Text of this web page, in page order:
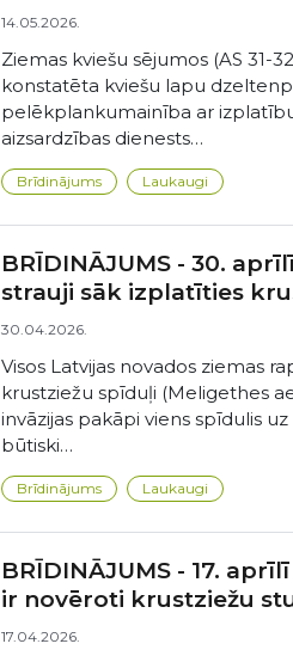
14.05.2026.
Ziemas kviešu sējumos (AS 31-
konstatēta kviešu lapu
pelēkplankumainība ar
aizsardzības dienests…
Brīdinājums Laukaugi
BRĪDINĀJUMS - 30.
strauji sāk izplatīties
30.04.2026.
Visos Latvijas novados ziemas
krustziežu spīduļi (Meligethes
invāzijas pakāpi viens spīdulis
būtiski…
Brīdinājums Laukaugi
BRĪDINĀJUMS - 17.
ir novēroti krustziežu
17.04.2026.